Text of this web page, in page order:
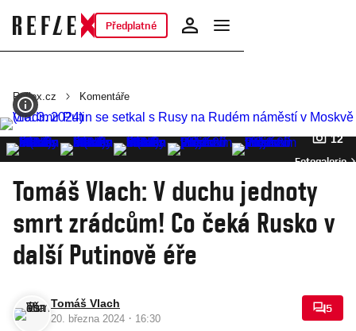
Předplatné
Reflex.cz Komentáře
12
Fotogalerie
Tomáš Vlach: V duchu jednoty
smrt zrádcům! Co čeká Rusko v
další Putinově éře
Tomáš Vlach
20. března 2024 · 16:30
5